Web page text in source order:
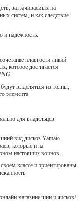
затрачиваемых на
систем, и как следствие
и надежность.
плавности линий
которое достигается
.
выделяться из толпы,
элемента.
для владельцев
вид дисков Yamato
которые и на
настоящих воинов.
классе и ориентированы
магазине шин и дисков!